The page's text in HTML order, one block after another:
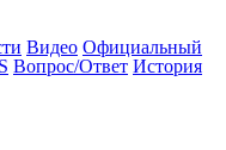
Видео Официальный
Вопрос/Ответ История